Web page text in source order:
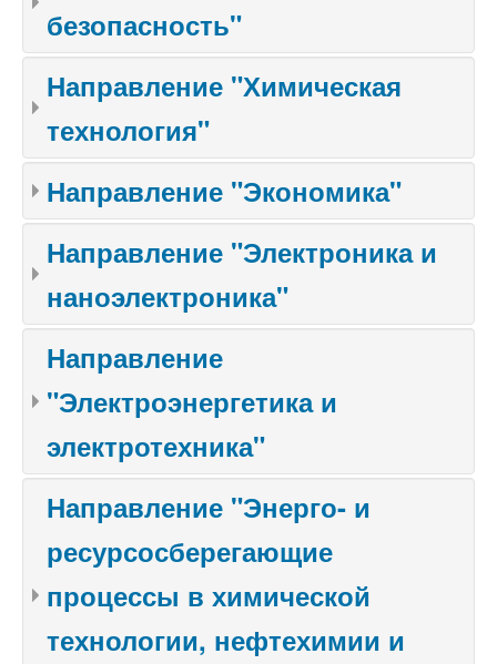
безопасность"
Направление "Химическая
технология"
Направление "Экономика"
Направление "Электроника и
наноэлектроника"
Направление
"Электроэнергетика и
электротехника"
Направление "Энерго- и
ресурсосберегающие
процессы в химической
технологии, нефтехимии и